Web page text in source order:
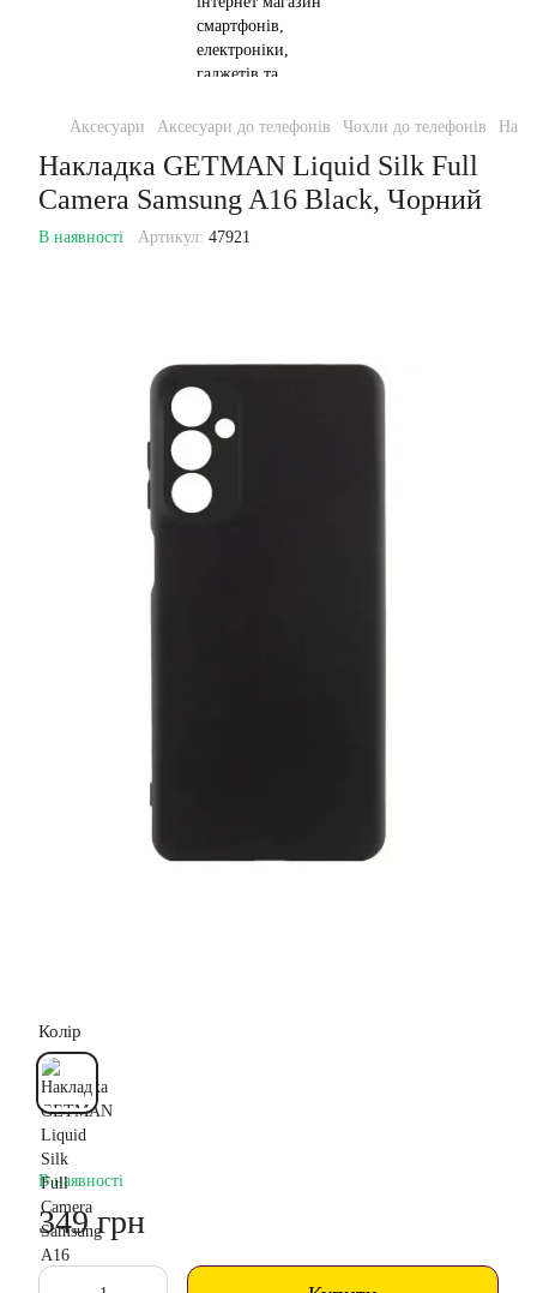
Аксесуари Аксесуари до телефонів Чохли до телефонів
Накладка GETMAN Liquid Silk Full
Camera Samsung A16 Black, Чорний
В наявності Артикул: 47921
Колір
В наявності
349 грн